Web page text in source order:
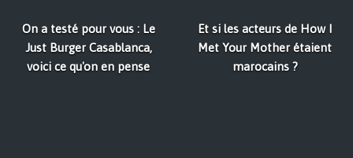
On a testé pour vous : Le
Just Burger Casablanca,
voici ce qu'on en pense
Et si les acteurs de How I
Met Your Mother étaient
marocains ?